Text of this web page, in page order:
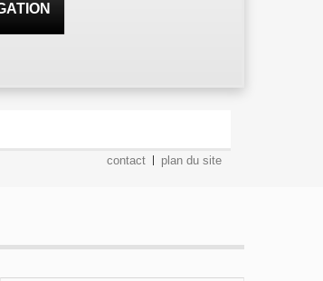
contact plan du site